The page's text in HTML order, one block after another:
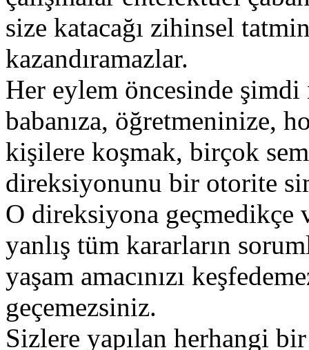
size katacağı zihinsel
kazandıramazlar.
Her eylem öncesinde şimdi
babanıza, öğretmeninize,
kişilere koşmak, birçok
direksiyonunu bir otorite
O direksiyona
yanlış tüm kararların
yaşam amacınızı
geçemezsiniz.
Sizlere yapılan herhangi